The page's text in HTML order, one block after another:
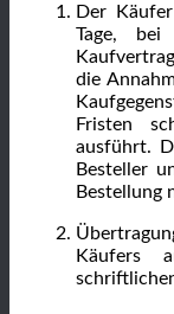
Der
Tage,
die
Fristen
ausführt.
Besteller
Bestellung
Käufers